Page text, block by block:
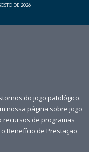
DE 2026
do jogo patológico.
nossa página sobre jogo
recursos de programas
Benefício de Prestação